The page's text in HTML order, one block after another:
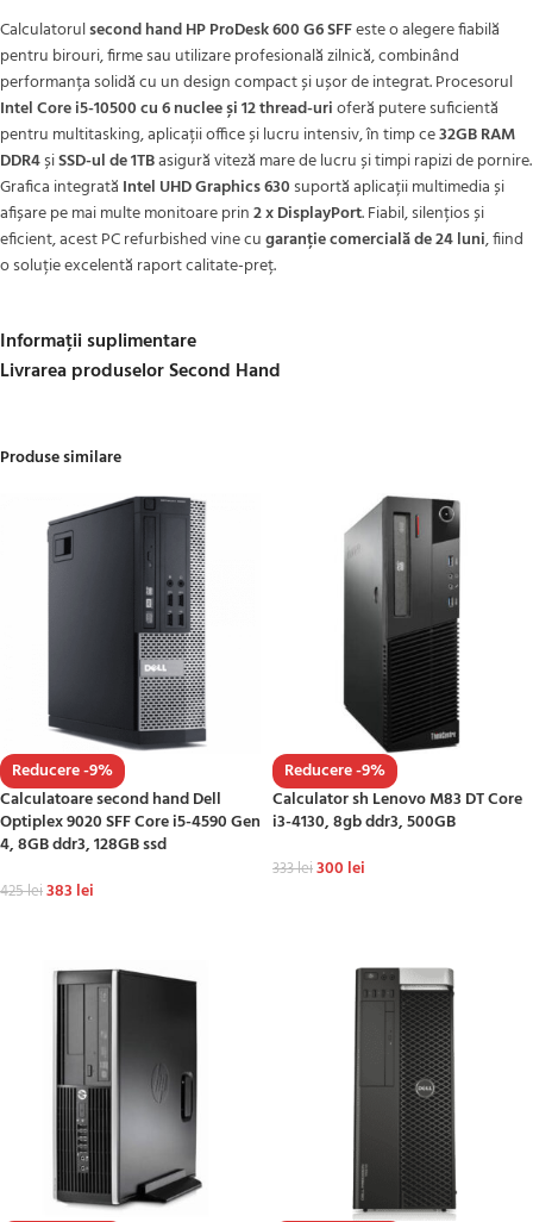
Calculatorulsecond hand HP ProDesk 600 G6 SFFeste o alegere fiabilă
pentru birouri, firme sau utilizare profesională zilnică, combinând
performanța solidă cu un design compact și ușor de integrat. Procesorul
Intel Core i5-10500 cu 6 nuclee și 12 thread-urioferă putere suficientă
pentru multitasking, aplicații office și lucru intensiv, în timp ce32GB RAM
DDR4șiSSD-ul de 1TBasigură viteză mare de lucru și timpi rapizi de pornire.
Grafica integrată Intel UHD Graphics 630suportă aplicații multimedia și
afișare pe mai multe monitoare prin2 x DisplayPort. Fiabil, silențios și
eficient, acest PC refurbished vine cugaranție comercială de 24 luni, fiind
o soluție excelentă raport calitate-preț.
Informații suplimentare
Livrarea produselor Second Hand
Produse similare
Reducere -9%
Calculatoare second hand Dell
Optiplex 9020 SFF Core i5-4590 Gen
4, 8GB ddr3, 128GB ssd
425lei383 lei
Reducere -9%
Calculator sh Lenovo M83 DT Core
i3-4130, 8gb ddr3, 500GB
333lei300 lei